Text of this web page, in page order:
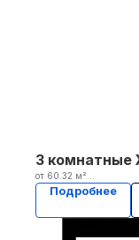
3
от 60.32 м²
2 кв. 2025
Уточнить стоимость у
Подробнее